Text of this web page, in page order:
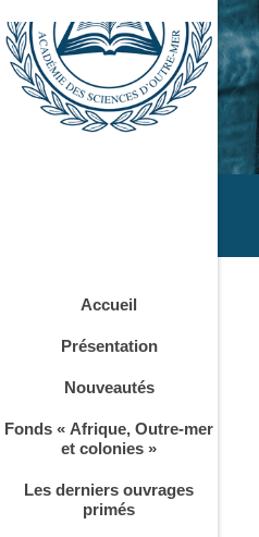
Accueil
Présentation
Nouveautés
Fonds « Afrique, Outre-mer
et colonies »
Les derniers ouvrages
primés